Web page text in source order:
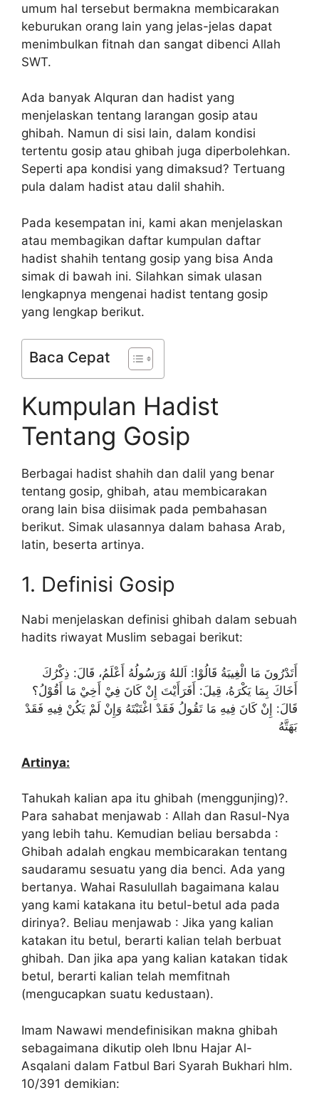
umum hal tersebut bermakna membicarakan
keburukan orang lain yang jelas-jelas dapat
menimbulkan fitnah dan sangat dibenci Allah
SWT.
Ada banyak Alquran dan hadist yang
menjelaskan tentang larangan gosip atau
ghibah. Namun di sisi lain, dalam kondisi
tertentu gosip atau ghibah juga diperbolehkan.
Seperti apa kondisi yang dimaksud? Tertuang
pula dalam hadist atau dalil shahih.
Pada kesempatan ini, kami akan menjelaskan
atau membagikan daftar kumpulan daftar
hadist shahih tentang gosip yang bisa Anda
simak di bawah ini. Silahkan simak ulasan
lengkapnya mengenai hadist tentang gosip
yang lengkap berikut.
Baca Cepat
Kumpulan Hadist
Tentang Gosip
Berbagai hadist shahih dan dalil yang benar
tentang gosip, ghibah, atau membicarakan
orang lain bisa diisimak pada pembahasan
berikut. Simak ulasannya dalam bahasa Arab,
latin, beserta artinya.
1. Definisi Gosip
Nabi menjelaskan definisi ghibah dalam sebuah
hadits riwayat Muslim sebagai berikut:
أَتَدْرُونَ مَا الْغِيبَةُ قَالُوْا: اَللهُ وَرَسُولُهُ أَعْلَمُ، قَالَ: ذِكْرُكَ
أَخَاكَ بِمَا يَكْرَهُ، قِيلَ: أَفَرَأَيْتَ إِنْ كَانَ فِيْ أَخِيْ مَا أَقُوْلُ؟
قَالَ: إِنْ كَانَ فِيهِ مَا تَقُولُ فَقَدْ اغْتَبْتَهُ وَإِنْ لَمْ يَكُنْ فِيهِ فَقَدْ
بَهَتَّهُ
Artinya:
Tahukah kalian apa itu ghibah (menggunjing)?.
Para sahabat menjawab : Allah dan Rasul-Nya
yang lebih tahu. Kemudian beliau bersabda :
Ghibah adalah engkau membicarakan tentang
saudaramu sesuatu yang dia benci. Ada yang
bertanya. Wahai Rasulullah bagaimana kalau
yang kami katakana itu betul-betul ada pada
dirinya?. Beliau menjawab : Jika yang kalian
katakan itu betul, berarti kalian telah berbuat
ghibah. Dan jika apa yang kalian katakan tidak
betul, berarti kalian telah memfitnah
(mengucapkan suatu kedustaan).
Imam Nawawi mendefinisikan makna ghibah
sebagaimana dikutip oleh Ibnu Hajar Al-
Asqalani dalam Fatbul Bari Syarah Bukhari hlm.
10/391 demikian: